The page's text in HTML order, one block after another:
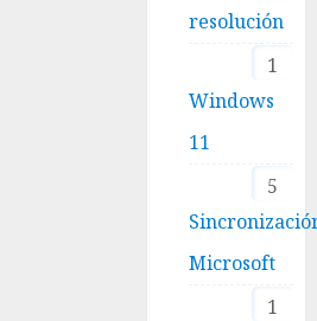
resolución
1
Windows
11
5
Microsoft
1